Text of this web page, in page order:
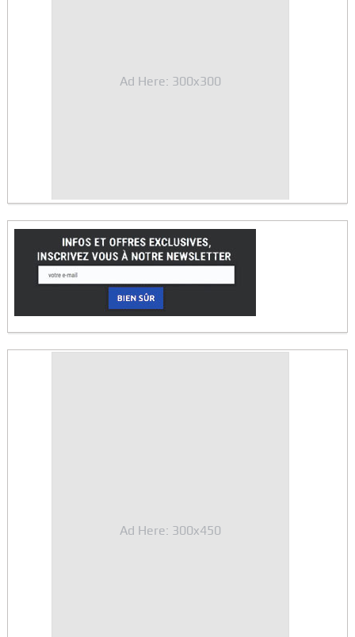
Ad Here: 300x300
Ad Here: 300x450